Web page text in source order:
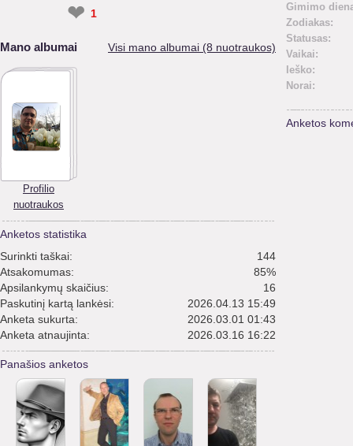
❤ 1
Mano albumai Visi mano albumai (8 nuotraukos)
Profilio
nuotraukos
Anketos statistika
Surinkti taškai:
144
Atsakomumas:
85%
Apsilankymų skaičius:
16
Paskutinį kartą lankėsi:
2026.04.13 15:49
Anketa sukurta:
2026.03.01 01:43
Anketa atnaujinta:
2026.03.16 16:22
Panašios anketos
Gimimo
Zodiakas:
Statusas:
Vaikai:
Ieško:
Norai:
Anketos